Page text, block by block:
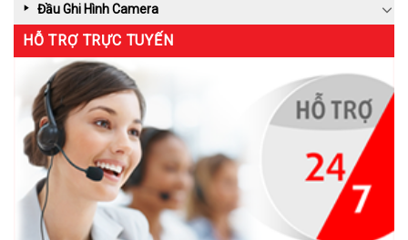
Đầu Ghi Hình Camera
HỖ TRỢ TRỰC TUYẾN